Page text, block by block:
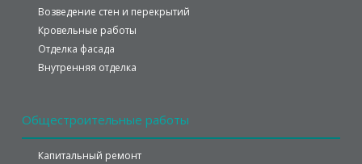
Возведение стен и перекрытий
Кровельные работы
Отделка фасада
Внутренняя отделка
Общестроительные работы
Капитальный ремонт